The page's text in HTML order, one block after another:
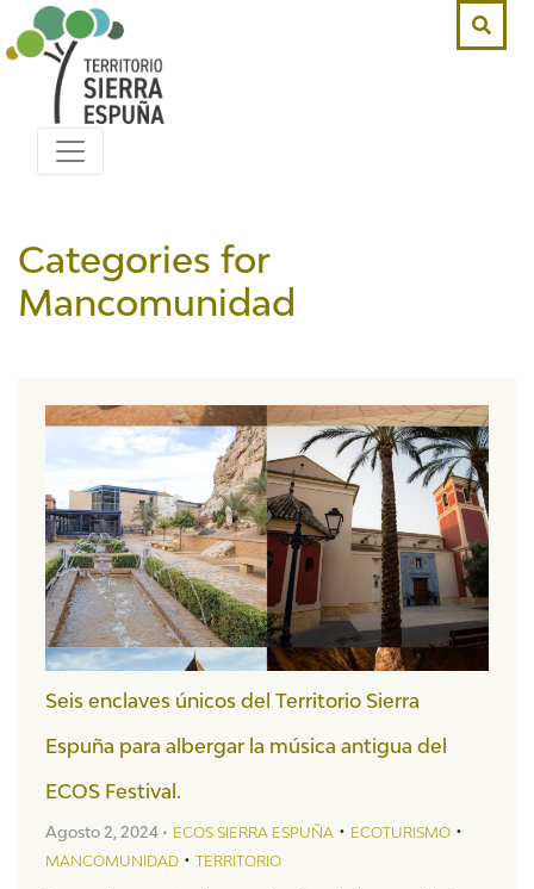
Categories for
Mancomunidad
Seis enclaves únicos del Territorio Sierra
Espuña para albergar la música antigua del
ECOS Festival.
Agosto 2, 2024 • ECOS SIERRA ESPUÑA • ECOTURISMO •
MANCOMUNIDAD • TERRITORIO